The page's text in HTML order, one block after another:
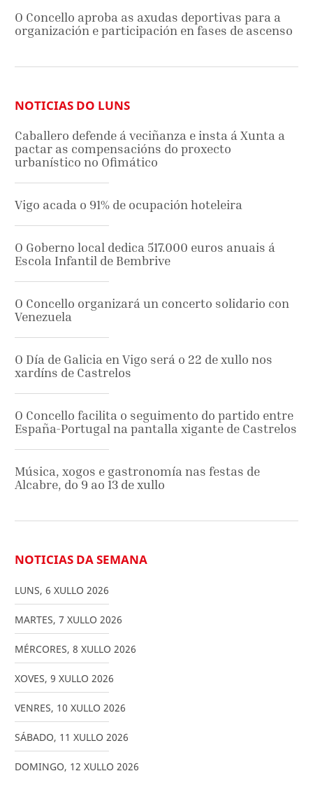
O Concello aproba as axudas deportivas para a
organización e participación en fases de ascenso
NOTICIAS DO LUNS
Caballero defende á veciñanza e insta á Xunta a
pactar as compensacións do proxecto
urbanístico no Ofimático
Vigo acada o 91% de ocupación hoteleira
O Goberno local dedica 517.000 euros anuais á
Escola Infantil de Bembrive
O Concello organizará un concerto solidario con
Venezuela
O Día de Galicia en Vigo será o 22 de xullo nos
xardíns de Castrelos
O Concello facilita o seguimento do partido entre
España-Portugal na pantalla xigante de Castrelos
Música, xogos e gastronomía nas festas de
Alcabre, do 9 ao 13 de xullo
NOTICIAS DA SEMANA
LUNS, 6 XULLO 2026
MARTES, 7 XULLO 2026
MÉRCORES, 8 XULLO 2026
XOVES, 9 XULLO 2026
VENRES, 10 XULLO 2026
SÁBADO, 11 XULLO 2026
DOMINGO, 12 XULLO 2026